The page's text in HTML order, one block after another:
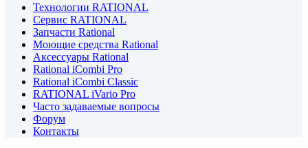
Технологии RATIONAL
Сервис RATIONAL
Запчасти Rational
Моющие средства Rational
Аксессуары Rational
Rational iCombi Pro
Rational iCombi Classic
RATIONAL iVario Pro
Часто задаваемые вопросы
Форум
Контакты